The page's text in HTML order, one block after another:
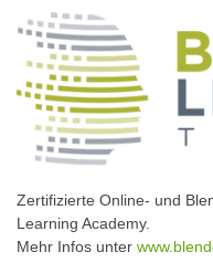
Zertifizierte Online- und
Learning Academy.
Mehr Infos unter